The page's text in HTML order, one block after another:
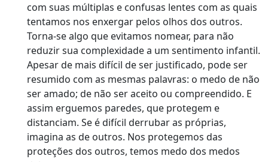
com suas múltiplas e confusas lentes com as quais
tentamos nos enxergar pelos olhos dos outros.
Torna-se algo que evitamos nomear, para não
reduzir sua complexidade a um sentimento infantil.
Apesar de mais difícil de ser justificado, pode ser
resumido com as mesmas palavras: o medo de não
ser amado; de não ser aceito ou compreendido. E
assim erguemos paredes, que protegem e
distanciam. Se é difícil derrubar as próprias,
imagina as de outros. Nos protegemos das
proteções dos outros, temos medo dos medos